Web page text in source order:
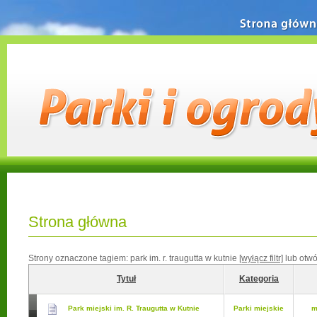
Strona główna
Strony oznaczone tagiem: park im. r. traugutta w kutnie [wyłącz filtr] lub
Tytuł Kategoria
Park miejski im. R. Traugutta w Kutnie Parki miejskie
Strona główna